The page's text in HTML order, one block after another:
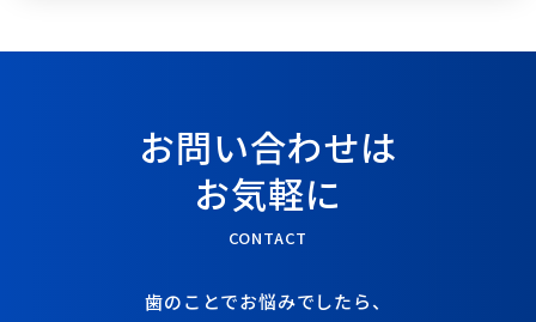
お問い合わせは
お気軽に
CONTACT
歯のことでお悩みでしたら、